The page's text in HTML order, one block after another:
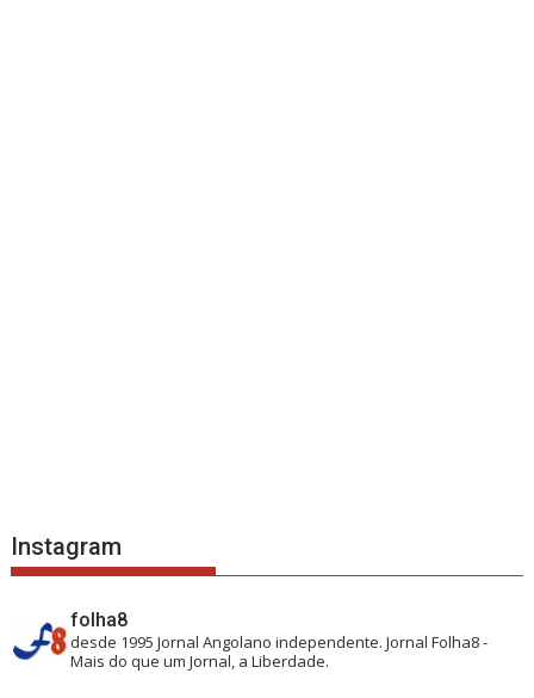
Instagram
folha8
desde 1995 Jornal Angolano independente.Jornal Folha8 -
Mais do que um Jornal, a Liberdade.